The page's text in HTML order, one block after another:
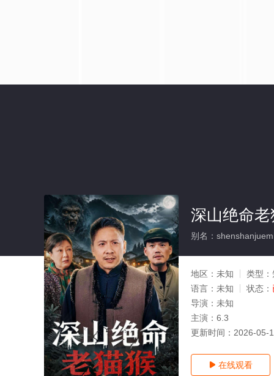
深山绝命
别名：
地区： 未知 类型：
语言： 未知 状态：
导演： 未知
主演： 6.3
更新时间： 2026-05-
 在线观看